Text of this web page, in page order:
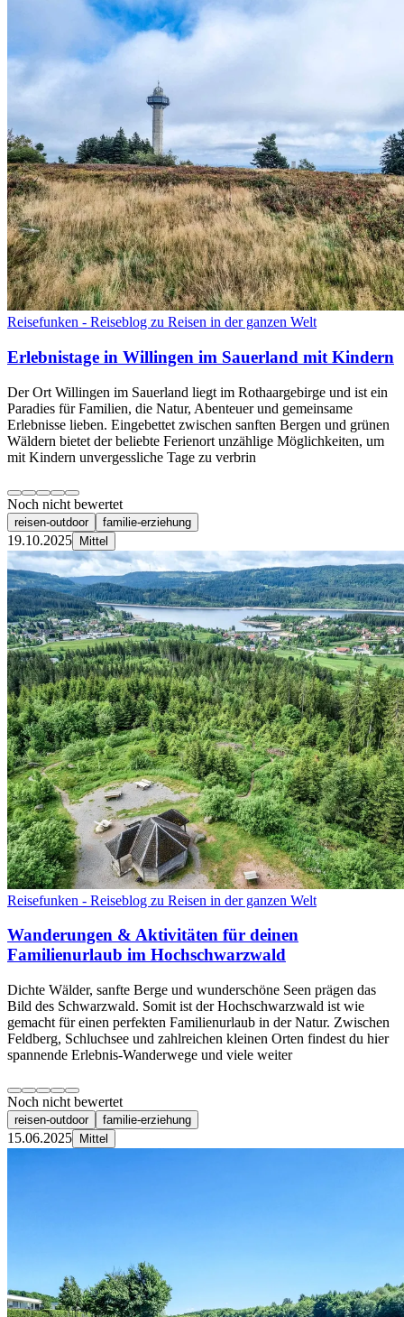
Reisefunken - Reiseblog zu Reisen in der ganzen Welt
Erlebnistage in Willingen im Sauerland mit Kindern
Der Ort Willingen im Sauerland liegt im Rothaargebirge und ist ein
Paradies für Familien, die Natur, Abenteuer und gemeinsame
Erlebnisse lieben. Eingebettet zwischen sanften Bergen und grünen
Wäldern bietet der beliebte Ferienort unzählige Möglichkeiten, um
mit Kindern unvergessliche Tage zu verbrin
Noch nicht bewertet
reisen-outdoor familie-erziehung
19.10.2025 Mittel
Reisefunken - Reiseblog zu Reisen in der ganzen Welt
Wanderungen & Aktivitäten für deinen
Familienurlaub im Hochschwarzwald
Dichte Wälder, sanfte Berge und wunderschöne Seen prägen das
Bild des Schwarzwald. Somit ist der Hochschwarzwald ist wie
gemacht für einen perfekten Familienurlaub in der Natur. Zwischen
Feldberg, Schluchsee und zahlreichen kleinen Orten findest du hier
spannende Erlebnis-Wanderwege und viele weiter
Noch nicht bewertet
reisen-outdoor familie-erziehung
15.06.2025 Mittel